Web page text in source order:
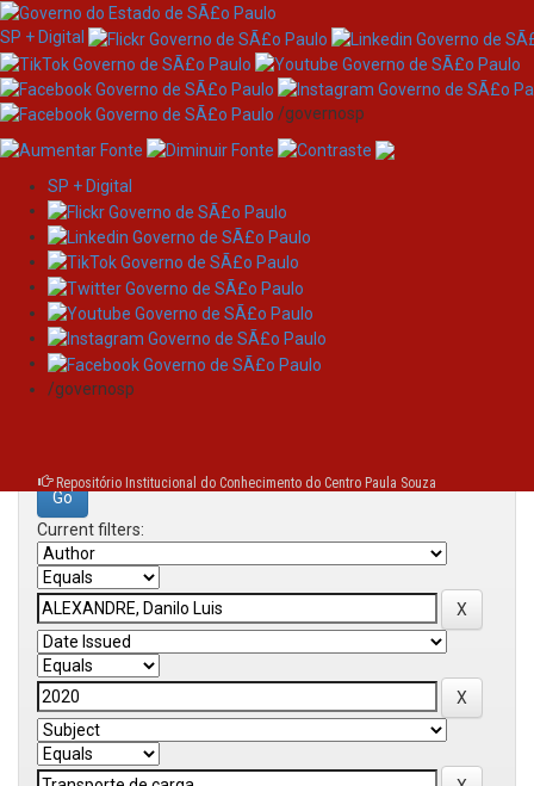
Skip
navigation
SP + Digital
/governosp
SP + Digital
/governosp
Repositório Institucional do Conhecimento do Centro Paula Souza
Search
Search:
Current filters: